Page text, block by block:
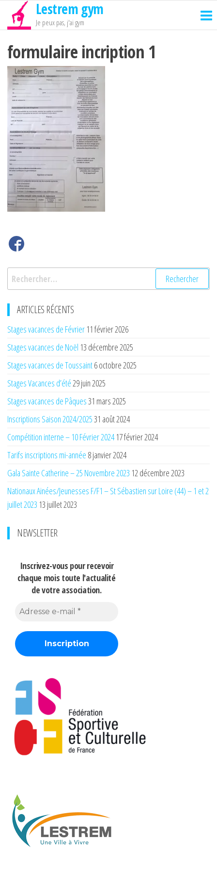
Passer
contenu
Lestrem gym
Je peux pas, j'ai gym
formulaire incription 1
Rechercher :
ARTICLES RÉCENTS
Stages vacances de Février 11 février 2026
Stages vacances de Noël 13 décembre 2025
Stages vacances de Toussaint6 octobre 2025
Stages Vacances d’été29 juin 2025
Stages vacances de Pâques31 mars 2025
Inscriptions Saison 2024/202531 août 2024
Compétition interne – 10 Février 2024 17 février 2024
Tarifs inscriptions mi-année 8 janvier 2024
Gala Sainte Catherine – 25 Novembre 2023 12 décembre 2023
Nationaux Ainées/Jeunesses F/F1 – St Sébastien sur Loire (44) – 1 et 2
juillet 2023 13 juillet 2023
NEWSLETTER
Inscrivez-vous pour recevoir
chaque mois toute l'actualité
de votre association.